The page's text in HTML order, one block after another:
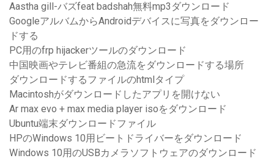
Aastha gill-バズfeat badshah無料mp3ダウンロード
GoogleアルバムからAndroidデバイスに写真をダウンロー
ドする
PC用のfrp hijackerツールのダウンロード
中国映画やテレビ番組の急流をダウンロードする場所
ダウンロードするファイルのhtmlタイプ
Macintoshがダウンロードしたアプリを開けない
Ar max evo + max media player isoをダウンロード
Ubuntu端末ダウンロードファイル
HPのWindows 10用ビートドライバーをダウンロード
Windows 10用のUSBカメラソフトウェアのダウンロード